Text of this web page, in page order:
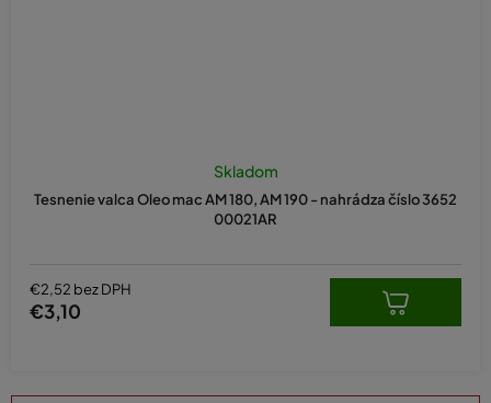
Tesnenie valca Oleo mac AM 180, AM 190 - nahrádza číslo 3652
00021AR
Skladom
€2,52 bez DPH
€3,10